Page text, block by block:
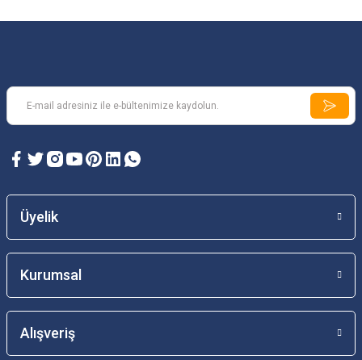
Üyelik
Kurumsal
Alışveriş